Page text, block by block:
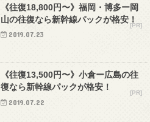
《往復18,800円〜》福岡・博多ー岡
山の往復なら新幹線パックが格安！
2019.07.23
《往復13,500円〜》小倉ー広島の往
復なら新幹線パックが格安！
2019.07.22